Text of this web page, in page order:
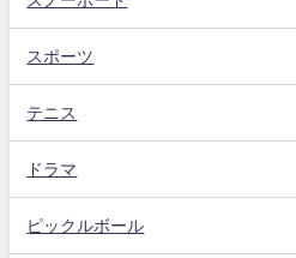
スポーツ
テニス
ドラマ
ピックルボール